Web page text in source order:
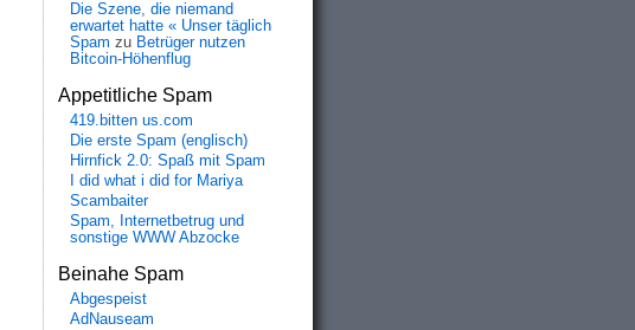
Die Szene, die niemand
erwartet hatte « Unser täglich
Spam zu Betrüger nutzen
Bitcoin-Höhenflug
Appetitliche Spam
419.bitten us.com
Die erste Spam (englisch)
Hirnfick 2.0: Spaß mit Spam
I did what i did for Mariya
Scambaiter
Spam, Internetbetrug und
sonstige WWW Abzocke
Beinahe Spam
Abgespeist
AdNauseam